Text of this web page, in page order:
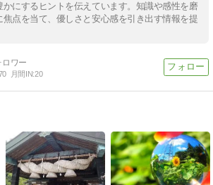
にするヒントを伝えています。知識や感性を磨
焦点を当て、優しさと安心感を引き出す情報を提
月間IN:20